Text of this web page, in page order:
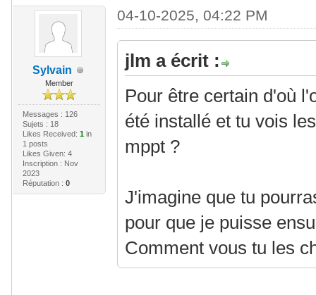
Sylvain
Member
Messages : 126
Sujets : 18
Likes Received: 1in
1 posts
Likes Given: 4
Inscription : Nov
2023
Réputation : 0
04-10-2025, 04:22 PM
jlm a écrit :
Pour être certain d'où
été installé et tu vois
mppt ?
J'imagine que tu
pour que je puisse
Comment vous tu les